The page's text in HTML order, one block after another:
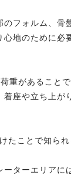
のフォルム、
地のために必
重があること
座や立ち上が
たことで知ら
ターエリアに